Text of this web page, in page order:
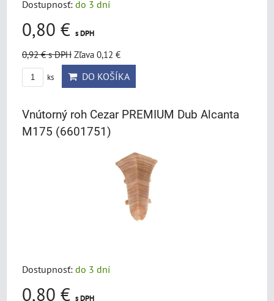
Dostupnosť: do 3 dní
0,80 € s DPH
0,92 €s DPH Zľava 0,12 €
ks DO KOŠÍKA
Vnútorný roh Cezar PREMIUM Dub Alcanta
M175 (6601751)
Dostupnosť: do 3 dní
0,80 € s DPH